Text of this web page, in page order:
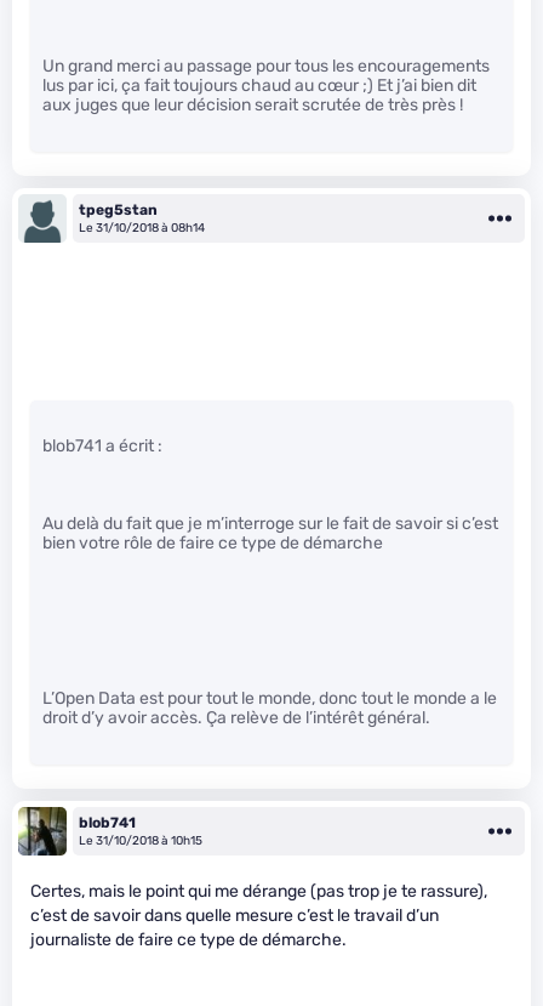
Un grand merci au passage pour tous les encouragements
lus par ici, ça fait toujours chaud au cœur ;) Et j’ai bien dit
aux juges que leur décision serait scrutée de très près !
tpeg5stan
Le 31/10/2018 à 08h14
blob741 a écrit :
Au delà du fait que je m’interroge sur le fait de savoir si c’est
bien votre rôle de faire ce type de démarche
L’Open Data est pour tout le monde, donc tout le monde a le
droit d’y avoir accès. Ça relève de l’intérêt général.
blob741
Le 31/10/2018 à 10h15
Certes, mais le point qui me dérange (pas trop je te rassure),
c’est de savoir dans quelle mesure c’est le travail d’un
journaliste de faire ce type de démarche.